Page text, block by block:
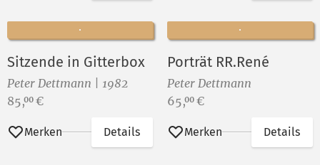
Sitzende in Gitterbox
Peter Dettmann | 1982
Preis:
85,00 €
Merken Details
Porträt RR.René
Peter Dettmann
Preis:
65,00 €
Merken Details